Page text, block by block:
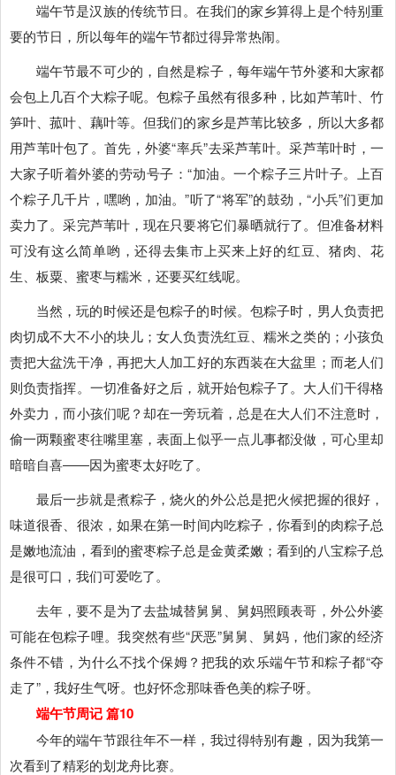
端午节是汉族的传统节日。在我们的家乡算得上是个特别重
要的节日，所以每年的端午节都过得异常热闹。
端午节最不可少的，自然是粽子，每年端午节外婆和大家都
会包上几百个大粽子呢。包粽子虽然有很多种，比如芦苇叶、竹
笋叶、菰叶、藕叶等。但我们的家乡是芦苇比较多，所以大多都
用芦苇叶包了。首先，外婆“率兵”去采芦苇叶。采芦苇叶时，一
大家子听着外婆的劳动号子：“加油。一个粽子三片叶子。上百
个粽子几千片，嘿哟，加油。”听了“将军”的鼓劲，“小兵”们更加
卖力了。采完芦苇叶，现在只要将它们暴晒就行了。但准备材料
可没有这么简单哟，还得去集市上买来上好的红豆、猪肉、花
生、板粟、蜜枣与糯米，还要买红线呢。
当然，玩的时候还是包粽子的时候。包粽子时，男人负责把
肉切成不大不小的块儿；女人负责洗红豆、糯米之类的；小孩负
责把大盆洗干净，再把大人加工好的东西装在大盆里；而老人们
则负责指挥。一切准备好之后，就开始包粽子了。大人们干得格
外卖力，而小孩们呢？却在一旁玩着，总是在大人们不注意时，
偷一两颗蜜枣往嘴里塞，表面上似乎一点儿事都没做，可心里却
暗暗自喜――因为蜜枣太好吃了。
最后一步就是煮粽子，烧火的外公总是把火候把握的很好，
味道很香、很浓，如果在第一时间内吃粽子，你看到的肉粽子总
是嫩地流油，看到的蜜枣粽子总是金黄柔嫩；看到的八宝粽子总
是很可口，我们可爱吃了。
去年，要不是为了去盐城替舅舅、舅妈照顾表哥，外公外婆
可能在包粽子哩。我突然有些“厌恶”舅舅、舅妈，他们家的经济
条件不错，为什么不找个保姆？把我的欢乐端午节和粽子都“夺
走了”，我好生气呀。也好怀念那味香色美的粽子呀。
端午节周记 篇10
今年的端午节跟往年不一样，我过得特别有趣，因为我第一
次看到了精彩的划龙舟比赛。